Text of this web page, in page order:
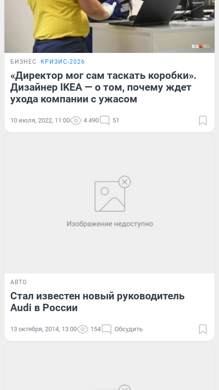
БИЗНЕС КРИЗИС-2026
«Директор мог сам таскать коробки».
Дизайнер IKEA — о том, почему ждет
ухода компании с ужасом
10 июля, 2022, 11:00 4 490 51
АВТО
Стал известен новый руководитель
Audi в России
13 октября, 2014, 13:00 154 Обсудить